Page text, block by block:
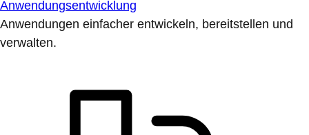
Anwendungsentwicklung
Anwendungen einfacher entwickeln, bereitstellen und
verwalten.